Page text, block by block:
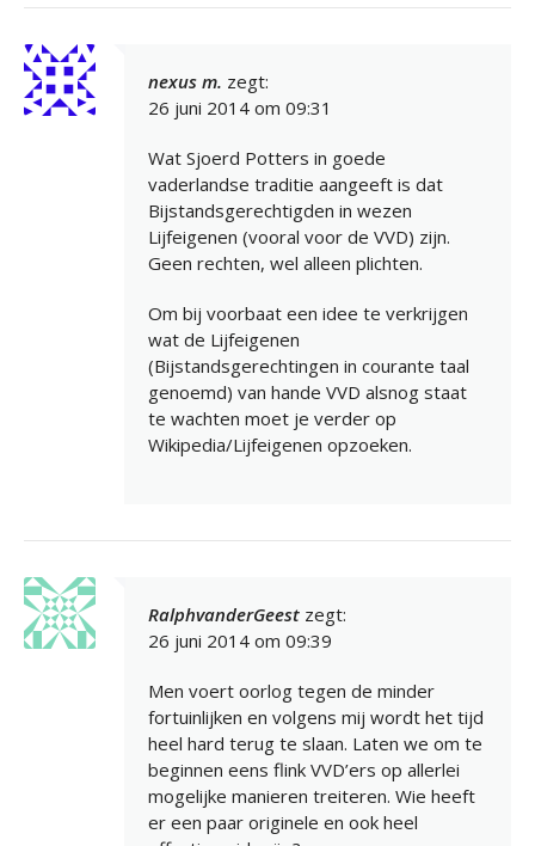
nexus m. zegt:
26 juni 2014 om 09:31
Wat Sjoerd Potters in goede
vaderlandse traditie aangeeft is dat
Bijstandsgerechtigden in wezen
Lijfeigenen (vooral voor de VVD) zijn.
Geen rechten, wel alleen plichten.
Om bij voorbaat een idee te verkrijgen
wat de Lijfeigenen
(Bijstandsgerechtingen in courante taal
genoemd) van hande VVD alsnog staat
te wachten moet je verder op
Wikipedia/Lijfeigenen opzoeken.
RalphvanderGeest zegt:
26 juni 2014 om 09:39
Men voert oorlog tegen de minder
fortuinlijken en volgens mij wordt het tijd
heel hard terug te slaan. Laten we om te
beginnen eens flink VVD’ers op allerlei
mogelijke manieren treiteren. Wie heeft
er een paar originele en ook heel